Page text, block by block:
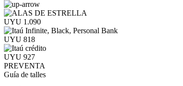
UYU 1.090
UYU 818
UYU 927
PREVENTA
Guía de talles